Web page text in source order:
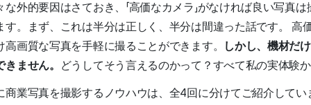
外的要因はさておき、「高価なカメラ」がなければ良い写真
す。まず、これは半分は正しく、半分は間違った話です。 高
画質な写真を手軽に撮ることができます。
しかし、機材だ
ません。
どうしてそう言えるのかって？すべて私の実体験
商業写真を撮影するノウハウは、全4回に分けてご紹介して